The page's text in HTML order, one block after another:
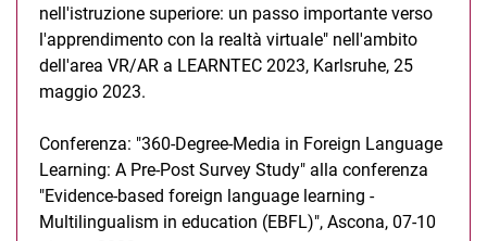
nell'istruzione superiore: un passo importante verso
l'apprendimento con la realtà virtuale" nell'ambito
dell'area VR/AR a LEARNTEC 2023, Karlsruhe, 25
maggio 2023.
Conferenza: "360-Degree-Media in Foreign Language
Learning: A Pre-Post Survey Study" alla conferenza
"Evidence-based foreign language learning -
Multilingualism in education (EBFL)", Ascona, 07-10